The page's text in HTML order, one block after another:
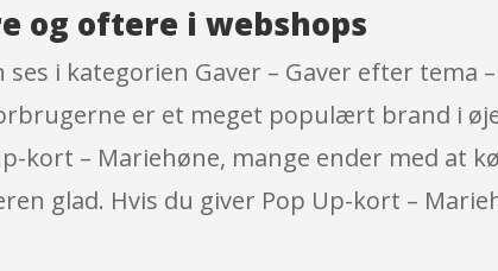
og oftere i webshops
ses i kategorien Gaver – Gaver efter
er et meget populært brand i
kort – Mariehøne, mange ender med at
glad. Hvis du giver Pop Up-kort –